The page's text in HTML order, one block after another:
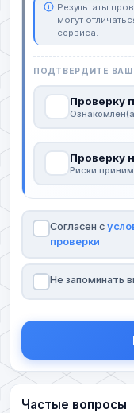
Результаты
могут
сервиса.
ПОДТВЕРДИТЕ ВАШ
Проверку
Проверку
Риски
Согласен с
проверки
Не запоминать
Частые вопросы